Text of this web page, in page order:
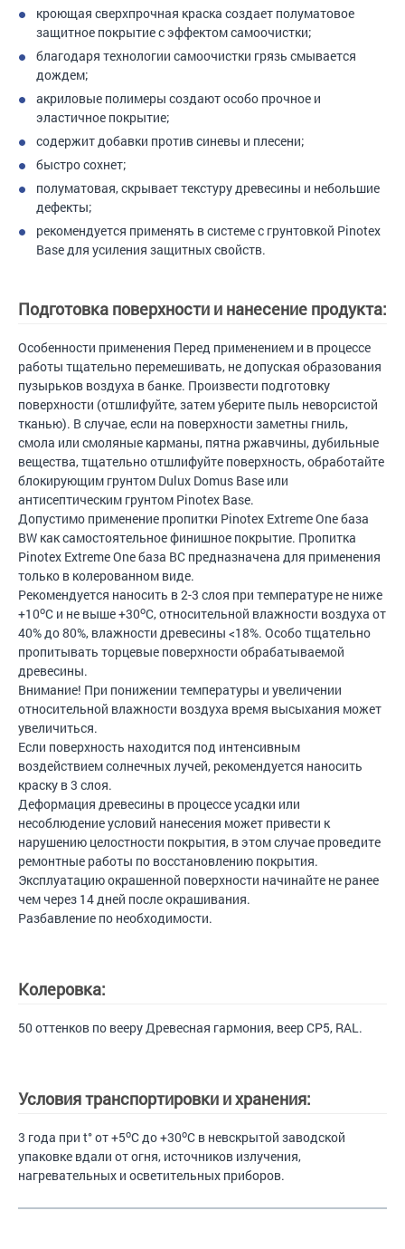
кроющая сверхпрочная краска создает полуматовое
защитное покрытие с эффектом самоочистки;
благодаря технологии самоочистки грязь смывается
дождем;
акриловые полимеры создают особо прочное и
эластичное покрытие;
содержит добавки против синевы и плесени;
быстро сохнет;
полуматовая, скрывает текстуру древесины и небольшие
дефекты;
рекомендуется применять в системе с грунтовкой Pinotex
Base для усиления защитных свойств.
Подготовка поверхности и нанесение продукта:
Особенности применения Перед применением и в процессе
работы тщательно перемешивать, не допуская образования
пузырьков воздуха в банке. Произвести подготовку
поверхности (отшлифуйте, затем уберите пыль неворсистой
тканью). В случае, если на поверхности заметны гниль,
смола или смоляные карманы, пятна ржавчины, дубильные
вещества, тщательно отшлифуйте поверхность, обработайте
блокирующим грунтом Dulux Domus Base или
антисептическим грунтом Pinotex Base.
Допустимо применение пропитки Pinotex Extreme One база
BW как самостоятельное финишное покрытие. Пропитка
Pinotex Extreme One база BC предназначена для применения
только в колерованном виде.
Рекомендуется наносить в 2-3 слоя при температуре не ниже
+10oC и не выше +30oC, относительной влажности воздуха от
40% до 80%, влажности древесины <18%. Особо тщательно
пропитывать торцевые поверхности обрабатываемой
древесины.
Внимание! При понижении температуры и увеличении
относительной влажности воздуха время высыхания может
увеличиться.
Если поверхность находится под интенсивным
воздействием солнечных лучей, рекомендуется наносить
краску в 3 слоя.
Деформация древесины в процессе усадки или
несоблюдение условий нанесения может привести к
нарушению целостности покрытия, в этом случае проведите
ремонтные работы по восстановлению покрытия.
Эксплуатацию окрашенной поверхности начинайте не ранее
чем через 14 дней после окрашивания.
Разбавление по необходимости.
Колеровка:
50 оттенков по вееру Древесная гармония, веер CP5, RAL.
Условия транспортировки и хранения:
3 года при t° от +5oC до +30oC в невскрытой заводской
упаковке вдали от огня, источников излучения,
нагревательных и осветительных приборов.